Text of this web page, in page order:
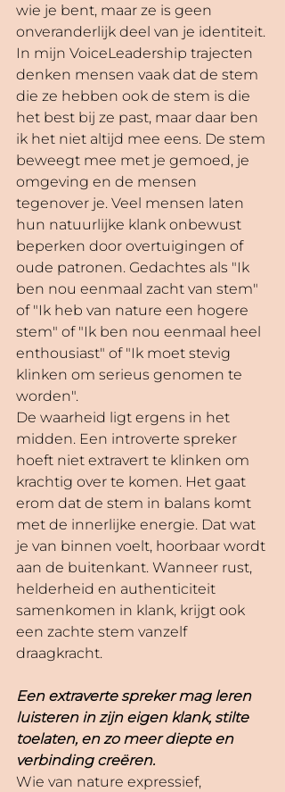
wie je bent, maar ze is geen
onveranderlijk deel van je identiteit.
In mijn VoiceLeadership trajecten
denken mensen vaak dat de stem
die ze hebben ook de stem is die
het best bij ze past, maar daar ben
ik het niet altijd mee eens. De stem
beweegt mee met je gemoed, je
omgeving en de mensen
tegenover je. Veel mensen laten
hun natuurlijke klank onbewust
beperken door overtuigingen of
oude patronen. Gedachtes als "Ik
ben nou eenmaal zacht van stem"
of "Ik heb van nature een hogere
stem" of "Ik ben nou eenmaal heel
enthousiast" of "Ik moet stevig
klinken om serieus genomen te
worden".
De waarheid ligt ergens in het
midden. Een introverte spreker
hoeft niet extravert te klinken om
krachtig over te komen. Het gaat
erom dat de stem in balans komt
met de innerlijke energie. Dat wat
je van binnen voelt, hoorbaar wordt
aan de buitenkant. Wanneer rust,
helderheid en authenticiteit
samenkomen in klank, krijgt ook
een zachte stem vanzelf
draagkracht.
Een extraverte spreker mag leren
luisteren in zijn eigen klank, stilte
toelaten, en zo meer diepte en
verbinding creëren.
Wie van nature expressief,